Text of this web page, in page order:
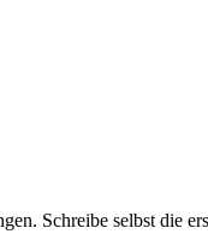
Schreibe selbst die